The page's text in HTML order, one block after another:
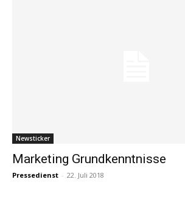
Newsticker
Marketing Grundkenntnisse
Pressedienst - 22. Juli 2018